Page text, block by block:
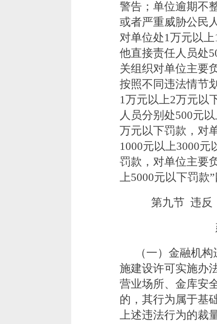
警告；单位逾期不
或者严重威胁公民
对单位处1万元以
他直接责任人员处
关组织对单位主要
按照不同违法情节
1万元以上2万元以
人员分别处500元
万元以下罚款，对
1000元以上3000元
罚款，对单位主要
上5000元以下罚款
第九节 违反
（一）金融机
施建设许可实施办
营业场所、金库安
的，其行为属于基
上述违法行为的裁